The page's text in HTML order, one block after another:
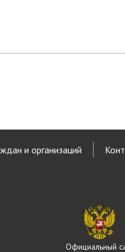
и организаций
Официальный